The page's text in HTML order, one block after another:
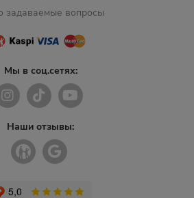
задаваемые вопросы
Мы в соц.сетях:
Наши отзывы: